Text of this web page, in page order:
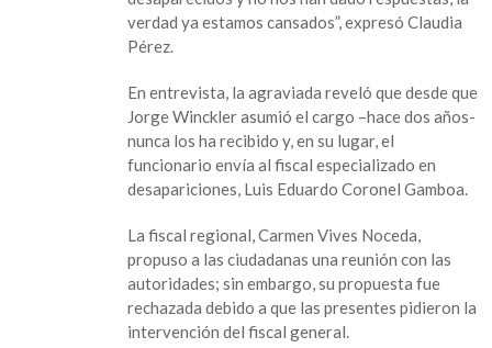
verdad ya estamos cansados”, expresó Claudia
Pérez.
En entrevista, la agraviada reveló que desde que
Jorge Winckler asumió el cargo –hace dos años-
nunca los ha recibido y, en su lugar, el
funcionario envía al fiscal especializado en
desapariciones, Luis Eduardo Coronel Gamboa.
La fiscal regional, Carmen Vives Noceda,
propuso a las ciudadanas una reunión con las
autoridades; sin embargo, su propuesta fue
rechazada debido a que las presentes pidieron la
intervención del fiscal general.